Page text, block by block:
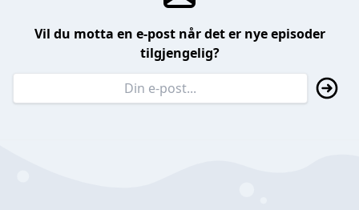
Vil du motta en e-post når det er nye episoder
tilgjengelig?